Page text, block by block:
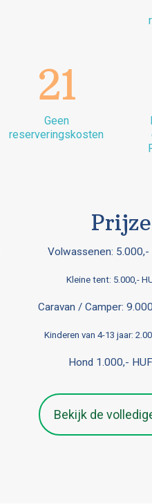
21
Geen
reserveringskosten
Volwassenen:
Kleine tent: 5.000,-
Caravan / Camper:
Kinderen van 4-13 jaar:
Hond 1.000,-
Bekijk de